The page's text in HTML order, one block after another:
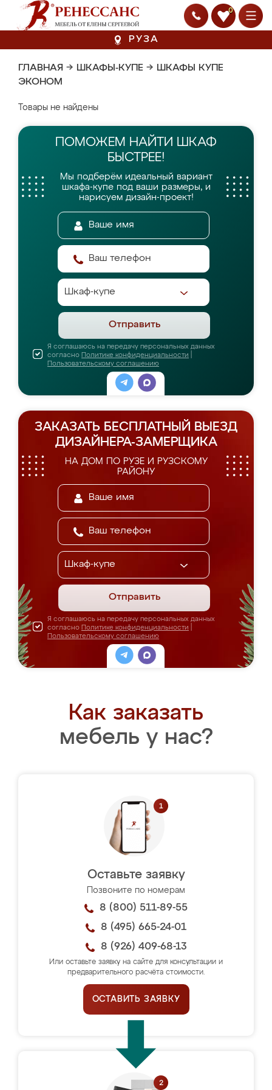
0
РУЗА
ГЛАВНАЯ → ШКАФЫ-КУПЕ → ШКАФЫ КУПЕ
ЭКОНОМ
Товары не найдены
ПОМОЖЕМ НАЙТИ ШКАФ
БЫСТРЕЕ!
Мы подберём идеальный вариант
шкафа-купе под ваши размеры, и
нарисуем дизайн-проект!
Отправить
Я соглашаюсь на передачу персональных данных
согласно Политике конфиденциальности
Пользовательскому соглашению
ЗАКАЗАТЬ БЕСПЛАТНЫЙ ВЫЕЗД
ДИЗАЙНЕРА-ЗАМЕРЩИКА
НА ДОМ ПО РУЗЕ И РУЗСКОМУ
РАЙОНУ
Отправить
Я соглашаюсь на передачу персональных данных
согласно Политике конфиденциальности
Пользовательскому соглашению
Как заказать
мебель у нас?
Оставьте заявку
Позвоните по номерам
8 (800) 511-89-55
8 (495) 665-24-01
8 (926) 409-68-13
Или оставьте заявку на сайте для консультации и
предварительного расчёта стоимости.
ОСТАВИТЬ ЗАЯВКУ